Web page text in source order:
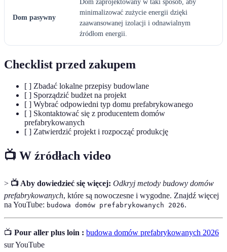
Dom pasywny
Dom zaprojektowany w taki sposób, aby
minimalizować zużycie energii dzięki
zaawansowanej izolacji i odnawialnym
źródłom energii.
Checklist przed zakupem
[ ] Zbadać lokalne przepisy budowlane
[ ] Sporządzić budżet na projekt
[ ] Wybrać odpowiedni typ domu prefabrykowanego
[ ] Skontaktować się z producentem domów
prefabrykowanych
[ ] Zatwierdzić projekt i rozpocząć produkcję
📺 W źródłach video
> 📺 Aby dowiedzieć się więcej: Odkryj metody budowy domów
prefabrykowanych, które są nowoczesne i wygodne. Znajdź więcej
na YouTube: budowa domów prefabrykowanych 2026.
📺 Pour aller plus loin : budowa domów prefabrykowanych 2026
sur YouTube